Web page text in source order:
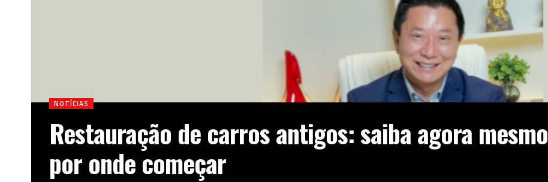
NOTÍCIAS
Restauração de carros antigos: saiba agora mesmo
por onde começar